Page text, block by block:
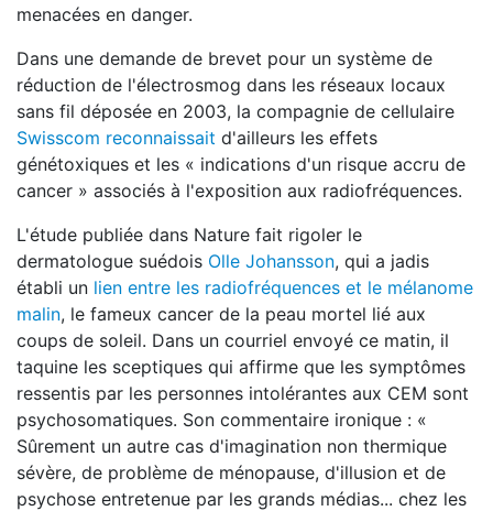
menacées en danger.
Dans une demande de brevet pour un système de
réduction de l'électrosmog dans les réseaux locaux
sans fil déposée en 2003, la compagnie de cellulaire
Swisscom reconnaissait d'ailleurs les effets
génétoxiques et les « indications d'un risque accru de
cancer » associés à l'exposition aux radiofréquences.
L'étude publiée dans Nature fait rigoler le
dermatologue suédois Olle Johansson, qui a jadis
établi un lien entre les radiofréquences et le mélanome
malin, le fameux cancer de la peau mortel lié aux
coups de soleil. Dans un courriel envoyé ce matin, il
taquine les sceptiques qui affirme que les symptômes
ressentis par les personnes intolérantes aux CEM sont
psychosomatiques. Son commentaire ironique : «
Sûrement un autre cas d'imagination non thermique
sévère, de problème de ménopause, d'illusion et de
psychose entretenue par les grands médias... chez les